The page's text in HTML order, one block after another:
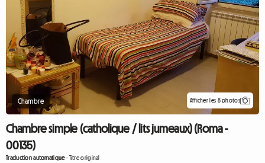
Chambre Afficher les 8 photos
Chambre simple (catholique / lits jumeaux) (Roma -
00135)
Traduction automatique-Titre original